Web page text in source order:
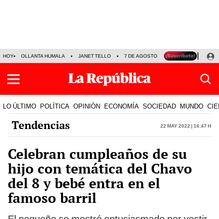
HOY OLLANTA HUMALA JANET TELLO 7 DE AGOSTO TINKA RESULTADOS
LO ÚLTIMO POLÍTICA OPINIÓN ECONOMÍA SOCIEDAD MUNDO
Tendencias 22 May 2022 | 16:47 h
Celebran cumpleaños de su
hijo con temática del Chavo
del 8 y bebé entra en el
famoso barril